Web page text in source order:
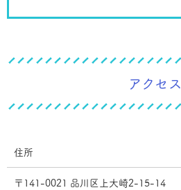
アクセス
住所
〒141-0021 品川区上大崎2-15-14